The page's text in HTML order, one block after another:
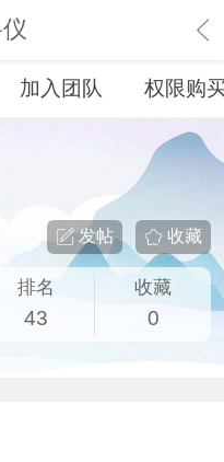
加入团队 权限购
收藏
发帖
排名
43
收藏
0